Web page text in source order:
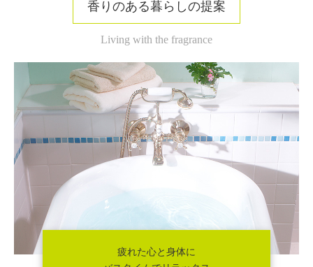
香りのある暮らしの提案
Living with the fragrance
疲れた心と身体に